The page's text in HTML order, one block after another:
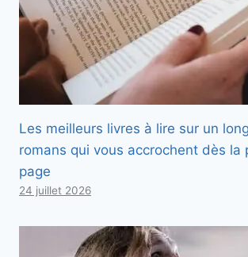
Les meilleurs livres à lire sur un
romans qui vous accrochent dès la
page
24 juillet 2026